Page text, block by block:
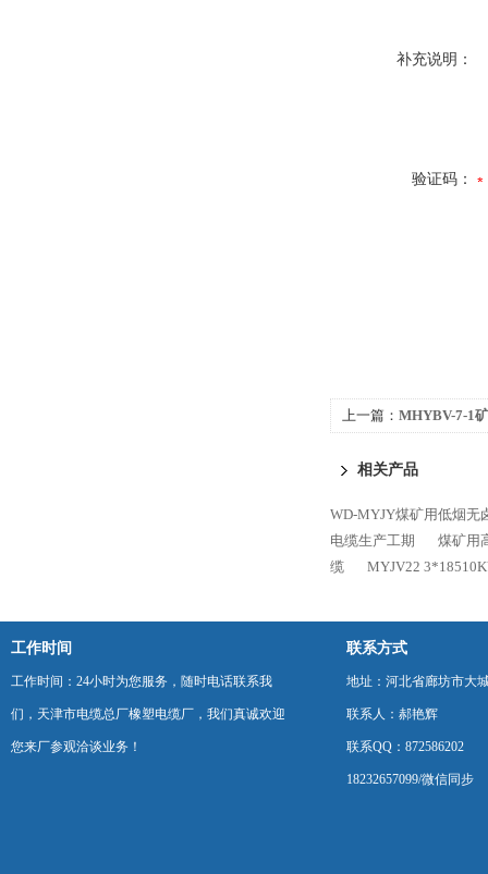
补充说明：
验证码：
上一篇： MHYBV-7-1
相关产品
WD-MYJY煤矿用低烟无
电缆生产工期
煤矿用
缆
MYJV22
工作时间
工作时间：24小时为您服务，随时电话联系我
们，天津市电缆总厂橡塑电缆厂，我们真诚欢迎
您来厂参观洽谈业务！
联系方式
地址：河北省廊坊市大
联系人：郝艳辉
联系QQ：872586202
18232657099/微信同步